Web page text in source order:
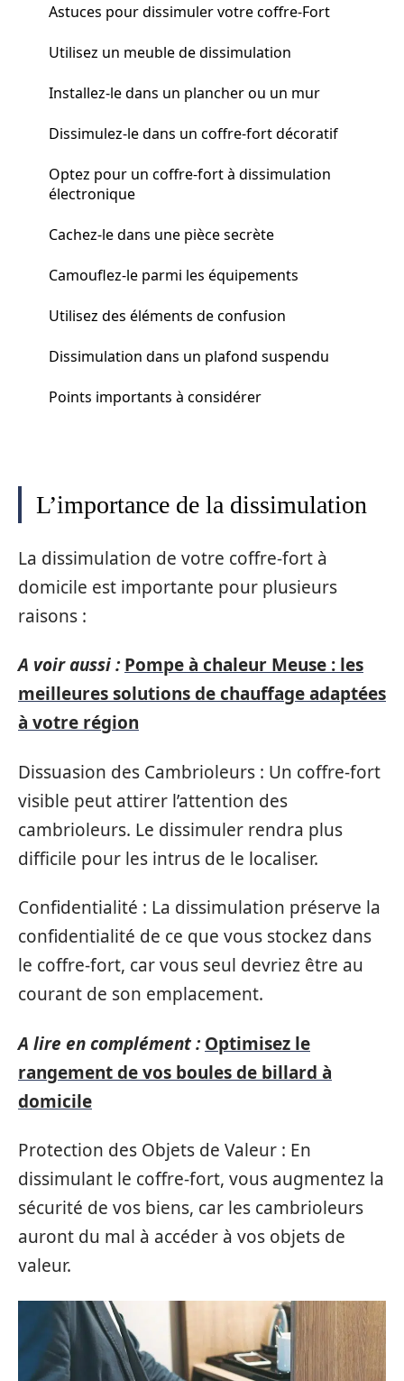
Astuces pour dissimuler votre coffre-Fort
Utilisez un meuble de dissimulation
Installez-le dans un plancher ou un mur
Dissimulez-le dans un coffre-fort décoratif
Optez pour un coffre-fort à dissimulation
électronique
Cachez-le dans une pièce secrète
Camouflez-le parmi les équipements
Utilisez des éléments de confusion
Dissimulation dans un plafond suspendu
Points importants à considérer
L’importance de la dissimulation
La dissimulation de votre coffre-fort à
domicile est importante pour plusieurs
raisons :
A voir aussi : Pompe à chaleur Meuse : les
meilleures solutions de chauffage adaptées
à votre région
Dissuasion des Cambrioleurs : Un coffre-fort
visible peut attirer l’attention des
cambrioleurs. Le dissimuler rendra plus
difficile pour les intrus de le localiser.
Confidentialité : La dissimulation préserve la
confidentialité de ce que vous stockez dans
le coffre-fort, car vous seul devriez être au
courant de son emplacement.
A lire en complément : Optimisez le
rangement de vos boules de billard à
domicile
Protection des Objets de Valeur : En
dissimulant le coffre-fort, vous augmentez la
sécurité de vos biens, car les cambrioleurs
auront du mal à accéder à vos objets de
valeur.